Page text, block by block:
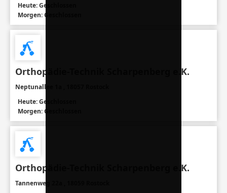
Heute: Geschlossen
Morgen: Geschlossen
Orthopädie-Technik Scharpenberg e.K.
Neptunallee 1a , 18057 Rostock
Heute: Geschlossen
Morgen: Geschlossen
Orthopädie-Technik Scharpenberg e.K.
Tannenweg 22a , 18059 Rostock